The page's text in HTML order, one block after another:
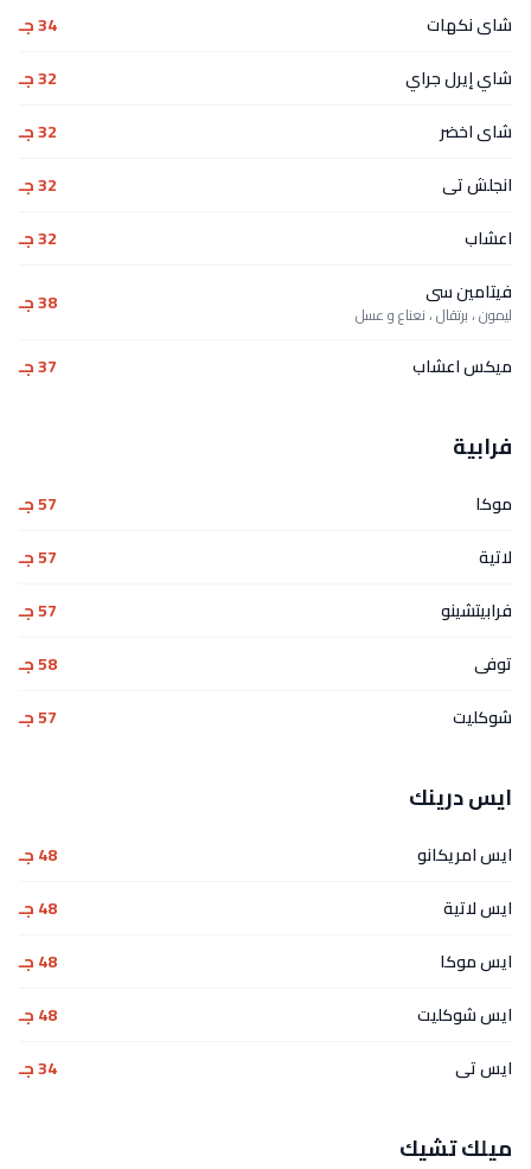
شاى نكهات
34 جـ
شاي إيرل جراي
32 جـ
شاى اخضر
32 جـ
انجلش تى
32 جـ
اعشاب
32 جـ
فيتامين سى
ليمون ، برتقال ، نعناع و عسل 38 جـ
ميكس اعشاب 37 جـ
فرابية
موكا
57 جـ
لاتية
57 جـ
فرابيتشينو
57 جـ
توفى
58 جـ
شوكليت
57 جـ
ايس درينك
ايس امريكانو
48 جـ
ايس لاتية
48 جـ
ايس موكا
48 جـ
ايس شوكليت
48 جـ
ايس تى
34 جـ
ميلك تشيك